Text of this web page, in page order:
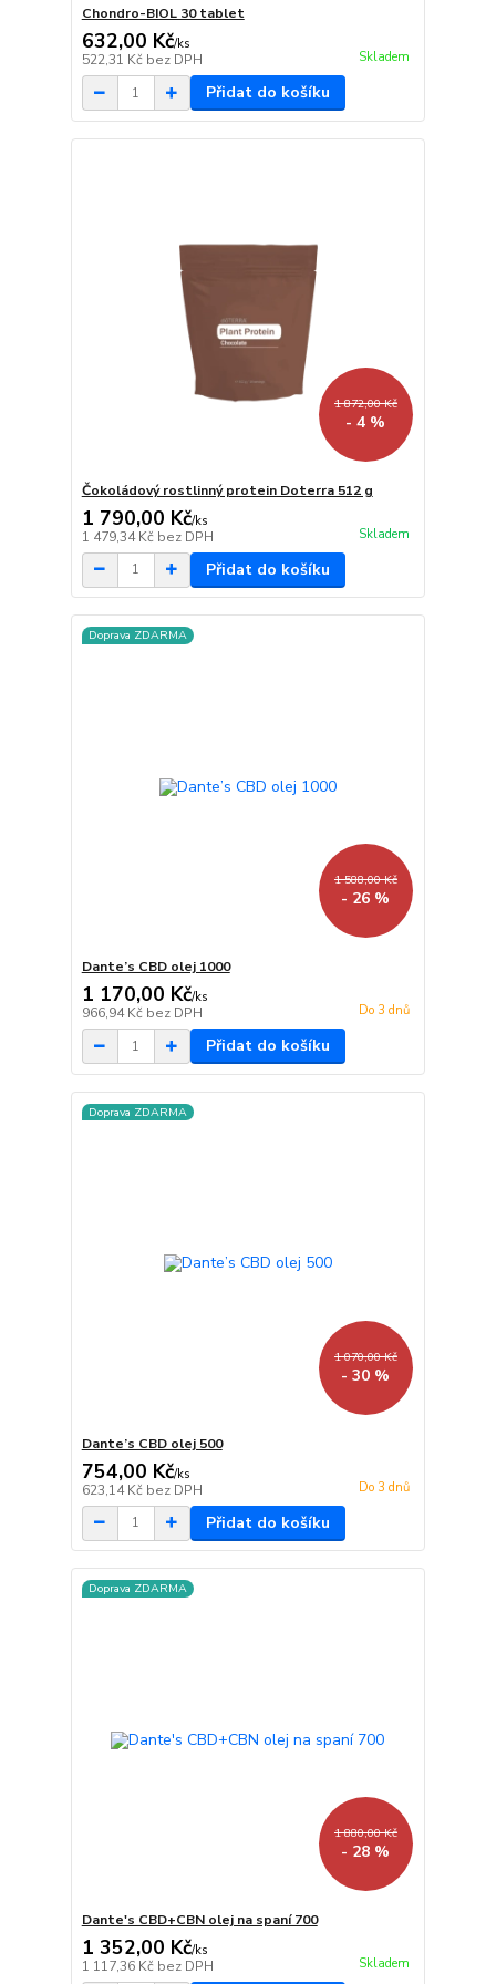
Chondro-BIOL 30 tablet
632,00 Kč/ks
522,31 Kč bez DPH Skladem
Přidat do košíku
1 872,00 Kč
- 4 %
Čokoládový rostlinný protein Doterra 512 g
1 790,00 Kč/ks
1 479,34 Kč bez DPH Skladem
Přidat do košíku
Doprava ZDARMA
1 588,00 Kč
- 26 %
Dante’s CBD olej 1000
1 170,00 Kč/ks
966,94 Kč bez DPH Do 3 dnů
Přidat do košíku
Doprava ZDARMA
1 070,00 Kč
- 30 %
Dante’s CBD olej 500
754,00 Kč/ks
623,14 Kč bez DPH Do 3 dnů
Přidat do košíku
Doprava ZDARMA
1 880,00 Kč
- 28 %
Dante's CBD+CBN olej na spaní 700
1 352,00 Kč/ks
1 117,36 Kč bez DPH Skladem